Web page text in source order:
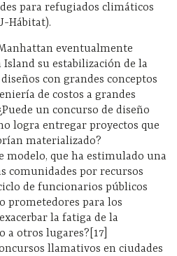
para refugiados climáticos
Hábitat).
eventualmente
su estabilización de la
con grandes conceptos
de costos a grandes
un concurso de diseño
logra entregar proyectos que
materializado?
modelo, que ha estimulado una
comunidades por recursos
de funcionarios públicos
prometedores para los
la fatiga de la
otros lugares?[17]
llamativos en ciudades